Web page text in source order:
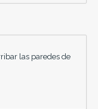
las paredes de